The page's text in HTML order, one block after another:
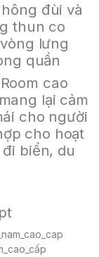
đùi và
thun co
lưng
quần
cao
lại cảm
cho người
cho hoạt
biển, du